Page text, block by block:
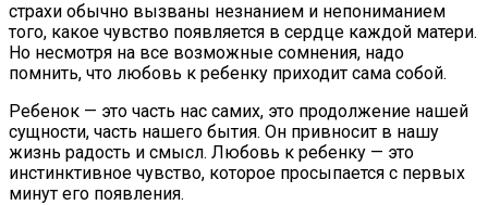
страхи обычно вызваны незнанием и непониманием
того, какое чувство появляется в сердце каждой матери.
Но несмотря на все возможные сомнения, надо
помнить, что любовь к ребенку приходит сама собой.
Ребенок — это часть нас самих, это продолжение нашей
сущности, часть нашего бытия. Он привносит в нашу
жизнь радость и смысл. Любовь к ребенку — это
инстинктивное чувство, которое просыпается с первых
минут его появления.